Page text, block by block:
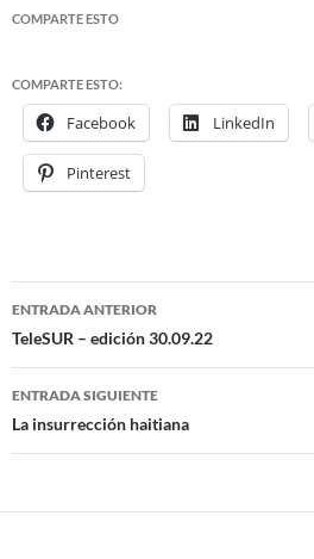
COMPARTE ESTO
COMPARTE ESTO:
Facebook LinkedIn
Pinterest
Navegación
de
entradas
ENTRADA ANTERIOR
TeleSUR – edición 30.09.22
ENTRADA SIGUIENTE
La insurrección haitiana